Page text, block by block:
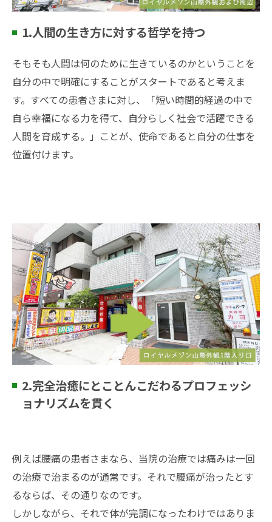
1.人間の生き方に対する哲学を持つ
そもそも人間は何のために生きているのかということを
自分の中で明確にすることがスタートであると考えま
す。すべての患者さまに対し、「短い時間的経過の中で
自ら幸福になる力を得て、自分らしく社会で活躍できる
人間を育成する。」ことが、使命であると自分の仕事を
位置付けます。
2.完全治癒にとことんこだわるプロフェッシ
ョナリズムを貫く
例えば腰痛の患者さまなら、当院の治療では痛みは一回
の治療で治まるのが通常です。それで腰痛が治ったとす
るならば、その通りなのです。
しかしながら、それで体が完調になったわけではありま